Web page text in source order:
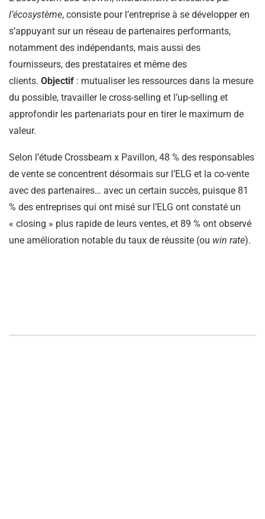
l’écosystème, consiste pour l’entreprise à se développer en
s’appuyant sur un réseau de partenaires performants,
notamment des indépendants, mais aussi des
fournisseurs, des prestataires et même des
clients. Objectif : mutualiser les ressources dans la mesure
du possible, travailler le cross-selling et l’up-selling et
approfondir les partenariats pour en tirer le maximum de
valeur.
Selon l’étude Crossbeam x Pavillon, 48 % des responsables
de vente se concentrent désormais sur l’ELG et la co-vente
avec des partenaires… avec un certain succès, puisque 81
% des entreprises qui ont misé sur l’ELG ont constaté un
« closing » plus rapide de leurs ventes, et 89 % ont observé
une amélioration notable du taux de réussite (ou win rate).